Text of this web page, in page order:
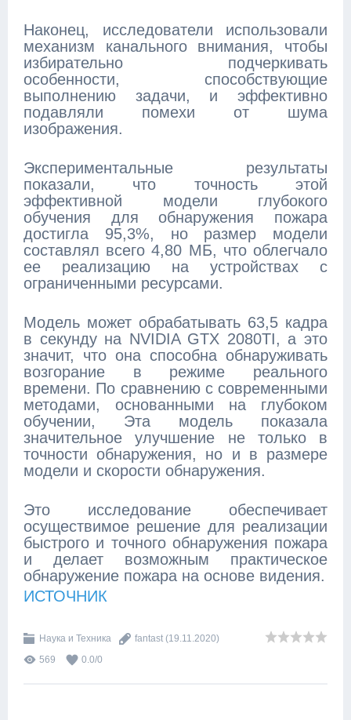
Наконец, исследователи использовали
механизм канального внимания, чтобы
избирательно подчеркивать
особенности, способствующие
выполнению задачи, и эффективно
подавляли помехи от шума
изображения.
Экспериментальные результаты
показали, что точность этой
эффективной модели глубокого
обучения для обнаружения пожара
достигла 95,3%, но размер модели
составлял всего 4,80 МБ, что облегчало
ее реализацию на устройствах с
ограниченными ресурсами.
Модель может обрабатывать 63,5 кадра
в секунду на NVIDIA GTX 2080TI, а это
значит, что она способна обнаруживать
возгорание в режиме реального
времени. По сравнению с современными
методами, основанными на глубоком
обучении, Эта модель показала
значительное улучшение не только в
точности обнаружения, но и в размере
модели и скорости обнаружения.
Это исследование обеспечивает
осуществимое решение для реализации
быстрого и точного обнаружения пожара
и делает возможным практическое
обнаружение пожара на основе видения.
ИСТОЧНИК
Наука и Техника fantast (19.11.2020)
569
0.0/0